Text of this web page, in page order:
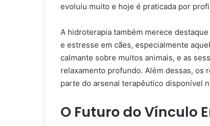
evoluiu muito e hoje é praticada por
A hidroterapia também merece
e estresse em cães, especialmente
calmante sobre muitos animais, e as
relaxamento profundo. Além dessas, os
parte do arsenal terapêutico disponível
O Futuro do Vínculo